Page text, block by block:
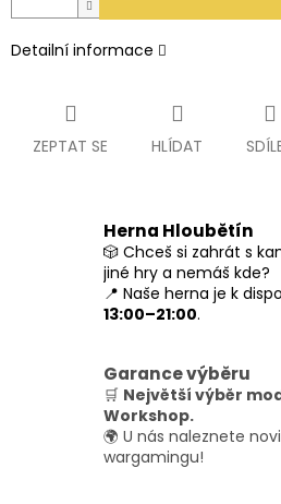
Detailní informace
ZEPTAT SE HLÍDAT
Herna Hloubětín
🎲 Chceš si zahrát s
jiné hry a nemáš kde?
📍 Naše herna je k
13:00–21:00.
Garance výběru
🛒 Největší výběr
Workshop.
🌍 U nás naleznete
wargamingu!